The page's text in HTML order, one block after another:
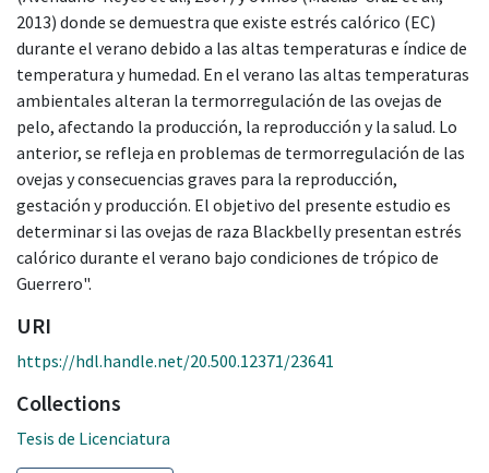
2013) donde se demuestra que existe estrés calórico (EC)
durante el verano debido a las altas temperaturas e índice de
temperatura y humedad. En el verano las altas temperaturas
ambientales alteran la termorregulación de las ovejas de
pelo, afectando la producción, la reproducción y la salud. Lo
anterior, se refleja en problemas de termorregulación de las
ovejas y consecuencias graves para la reproducción,
gestación y producción. El objetivo del presente estudio es
determinar si las ovejas de raza Blackbelly presentan estrés
calórico durante el verano bajo condiciones de trópico de
Guerrero".
URI
https://hdl.handle.net/20.500.12371/23641
Collections
Tesis de Licenciatura